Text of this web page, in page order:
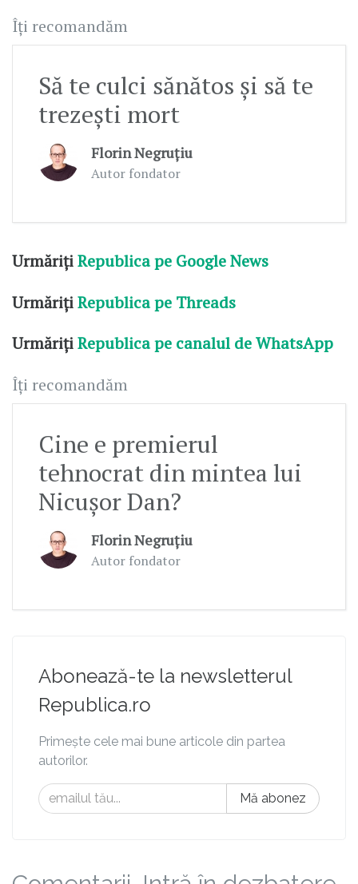
Îți recomandăm
Să te culci sănătos și să te
trezești mort
Florin Negruțiu
Autor fondator
UrmărițiRepublica pe Google News
UrmărițiRepublica pe Threads
UrmărițiRepublica pe canalul de WhatsApp
Îți recomandăm
Cine e premierul
tehnocrat din mintea lui
Nicușor Dan?
Florin Negruțiu
Autor fondator
Abonează-te la newsletterul
Republica.ro
Primește cele mai bune articole din partea
autorilor.
Mă abonez